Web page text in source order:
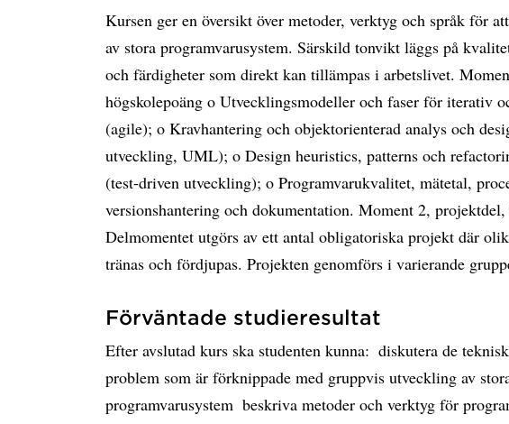
Kursen ger en översikt över metoder, verktyg och språk för
av stora programvarusystem. Särskild tonvikt läggs på
och färdigheter som direkt kan tillämpas i arbetslivet.
högskolepoäng o Utvecklingsmodeller och faser för iterativ
(agile); o Kravhantering och objektorienterad analys och
utveckling, UML); o Design heuristics, patterns och
(test-driven utveckling); o Programvarukvalitet, mätetal,
versionshantering och dokumentation. Moment 2,
Delmomentet utgörs av ett antal obligatoriska projekt där
tränas och fördjupas. Projekten genomförs i varierande
Förväntade studieresultat
Efter avslutad kurs ska studenten kunna:  diskutera de
problem som är förknippade med gruppvis utveckling av
programvarusystem  beskriva metoder och verktyg för